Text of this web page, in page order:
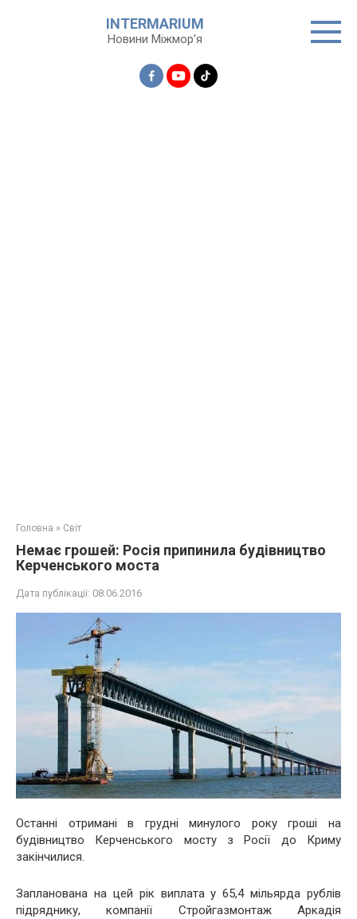
INTERMARIUM
Новини Міжмор'я
Головна » Світ
Немає грошей: Росія припинила будівництво
Керченського моста
Дата публікації: 08.06.2016
Останні отримані в грудні минулого року гроші на
будівництво Керченського мосту з Росії до Криму
закінчилися.
Запланована на цей рік виплата у 65,4 мільярда рублів
підряднику, компанії Стройгазмонтаж Аркадія